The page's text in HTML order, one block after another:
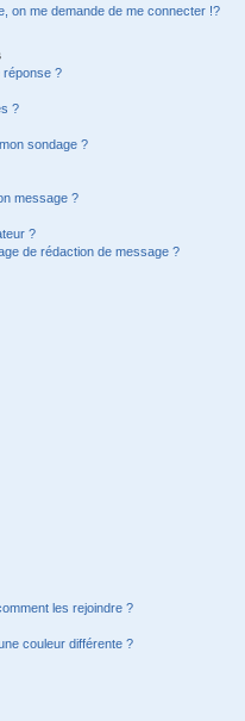
on me demande de me connecter !?
réponse ?
?
sondage ?
message ?
?
de rédaction de message ?
les rejoindre ?
couleur différente ?